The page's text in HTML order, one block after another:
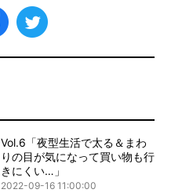
Vol.6「夜型生活で太る＆まわ
りの目が気になって買い物も行
きにくい…」
2022-09-16 11:00:00